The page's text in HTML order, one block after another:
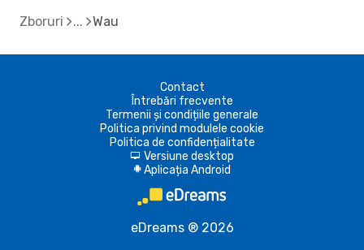
Zboruri Wau
Contact
Întrebări frecvente
Termenii și condițiile generale
Politica privind modulele cookie
Politica de confidențialitate
d Versiune desktop
A Aplicația Android
eDreams ® 2026